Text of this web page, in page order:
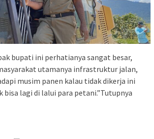
bupati ini perhatianya sangat besar,
utamanya infrastruktur jalan,
musim panen kalau tidak dikerja ini
bisa lagi di lalui para petani.”Tutupnya